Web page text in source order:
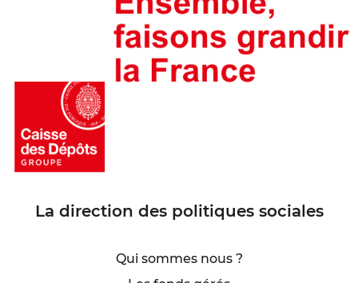
La direction des politiques sociales
Qui sommes nous ?